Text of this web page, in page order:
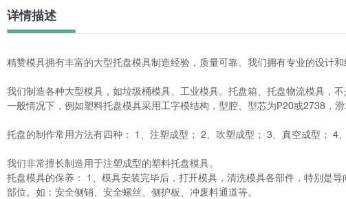
详情描述
精赞模具拥有丰富的大型托盘模具制造经验，质量可靠。我们拥有专业的设计
我们制造各种大型模具，如垃圾桶模具、工业模具。托盘箱、托盘物流模具，
一般情况下，例如塑料托盘模具采用工字模结构，型腔、型芯为P20或2738，
托盘的制作常用方法有四种： 1、注塑成型； 2、吹塑成型； 3、真空成型； 4、
我们非常擅长制造用于注塑成型的塑料托盘模具。
托盘模具的保养： 1、模具安装完毕后，打开模具，清洗模具各部件，特别是
部位。如：安全侧销、安全螺丝、侧护板、冲废料通道等。